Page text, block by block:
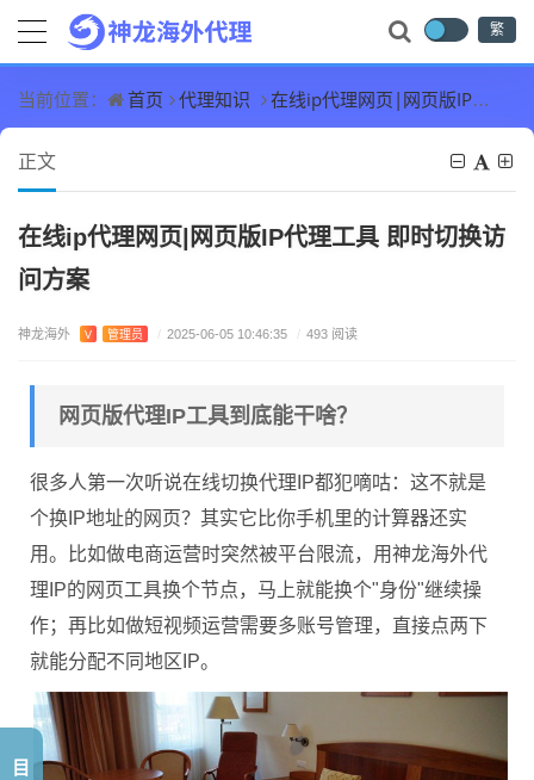
繁
当前位置： 首页 代理知识 在线ip代理网页|网页版IP代理工具 即时切换访问方案
正文
在线ip代理网页|网页版IP代理工具 即时切换访
问方案
神龙海外 V 管理员 / 2025-06-05 10:46:35 / 493 阅读
网页版代理IP工具到底能干啥？
很多人第一次听说在线切换代理IP都犯嘀咕：这不就是
个换IP地址的网页？其实它比你手机里的计算器还实
用。比如做电商运营时突然被平台限流，用神龙海外代
理IP的网页工具换个节点，马上就能换个"身份"继续操
作；再比如做短视频运营需要多账号管理，直接点两下
就能分配不同地区IP。
目